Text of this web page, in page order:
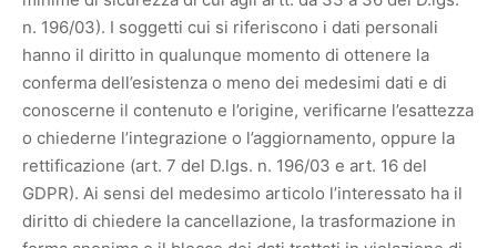
n. 196/03). I soggetti cui si riferiscono i dati personali
hanno il diritto in qualunque momento di ottenere la
conferma dell’esistenza o meno dei medesimi dati e di
conoscerne il contenuto e l’origine, verificarne l’esattezza
o chiederne l’integrazione o l’aggiornamento, oppure la
rettificazione (art. 7 del D.lgs. n. 196/03 e art. 16 del
GDPR). Ai sensi del medesimo articolo l’interessato ha il
diritto di chiedere la cancellazione, la trasformazione in